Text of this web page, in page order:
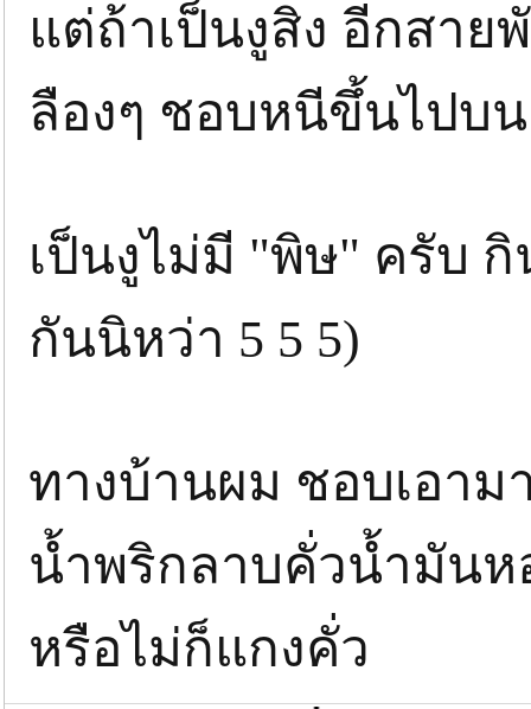
แต่ถ้าเป็นงูสิง อีกสาย
ลืองๆ ชอบหนีขึ้นไปบ
เป็นงูไม่มี "พิษ" ครับ
กันนิหว่า 5 5 5)
ทางบ้านผม ชอบเอา
น้ำพริกลาบคั่วน้ำมันห
หรือไม่ก็แกงคั่ว